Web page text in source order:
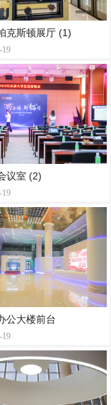
克斯顿展厅 (1)
19
议室 (2)
19
公大楼前台
19